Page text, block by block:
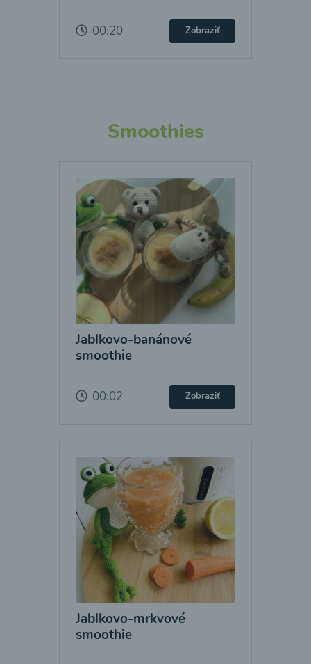
00:20 Zobraziť
Smoothies
Jablkovo-banánové
smoothie
00:02 Zobraziť
Jablkovo-mrkvové
smoothie